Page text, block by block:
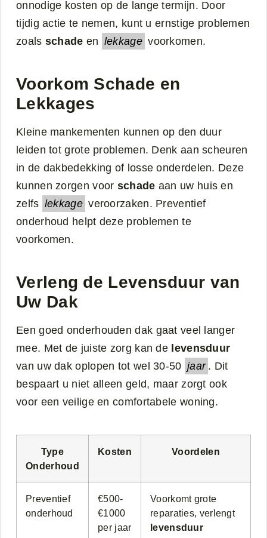
onnodige kosten op de lange termijn. Door
tijdig actie te nemen, kunt u ernstige problemen
zoals schade en lekkage voorkomen.
Voorkom Schade en
Lekkages
Kleine mankementen kunnen op den duur
leiden tot grote problemen. Denk aan scheuren
in de dakbedekking of losse onderdelen. Deze
kunnen zorgen voor schade aan uw huis en
zelfs lekkage veroorzaken. Preventief
onderhoud helpt deze problemen te
voorkomen.
Verleng de Levensduur van
Uw Dak
Een goed onderhouden dak gaat veel langer
mee. Met de juiste zorg kan de levensduur
van uw dak oplopen tot wel 30-50 jaar . Dit
bespaart u niet alleen geld, maar zorgt ook
voor een veilige en comfortabele woning.
Type
Onderhoud
Kosten Voordelen
Preventief
onderhoud
€500-
€1000
per jaar
Voorkomt grote
reparaties, verlengt
levensduur